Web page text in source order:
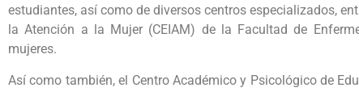
estudiantes, así como de diversos centros especializados,
la Atención a la Mujer (CEIAM) de la Facultad de
mujeres.
Así como también, el Centro Académico y Psicológico de